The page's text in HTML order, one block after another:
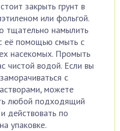
закрыть грунт в
или фольгой.
тщательно намылить
её помощью смыть с
насекомых. Промыть
чистой водой. Если вы
с
можете
любой подходящий
действовать по
упаковке.